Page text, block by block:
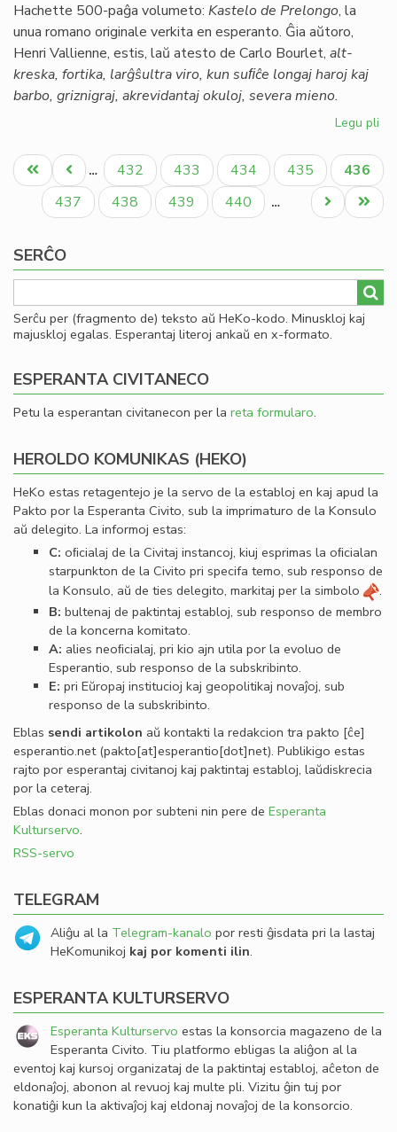
Hachette 500-paĝa volumeto: Kastelo de Prelongo, la
unua romano originale verkita en esperanto. Ĝia aŭtoro,
Henri Vallienne, estis, laŭ atesto de Carlo Bourlet, alt-
kreska, fortika, larĝŝultra viro, kun suﬁĉe longaj haroj kaj
barbo, griznigraj, akrevidantaj okuloj, severa mieno.
Legu pli
en
Pagination
Unua
paĝo
Antaŭa
paĝo
… Paĝo
432 Paĝo
433 Paĝo
434 Paĝo
435
Aktuala
paĝo
436
Paĝo
437 Paĝo
438 Paĝo
439 Paĝo
440 …
Last
page
Next
page
SERĈO
Serĉu per (fragmento de) teksto aŭ HeKo-kodo. Minuskloj kaj
majuskloj egalas. Esperantaj literoj ankaŭ en x-formato.
ESPERANTA CIVITANECO
Petu la esperantan civitanecon per la reta formularo.
HEROLDO KOMUNIKAS (HEKO)
HeKo estas retagentejo je la servo de la establoj en kaj apud la
Pakto por la Esperanta Civito, sub la imprimaturo de la Konsulo
aŭ delegito. La informoj estas:
C: oﬁcialaj de la Civitaj instancoj, kiuj esprimas la oﬁcialan
starpunkton de la Civito pri specifa temo, sub responso de
la Konsulo, aŭ de ties delegito, markitaj per la simbolo
.
B: bultenaj de paktintaj establoj, sub responso de membro
de la koncerna komitato.
A: alies neoﬁcialaj, pri kio ajn utila por la evoluo de
Esperantio, sub responso de la subskribinto.
E: pri Eŭropaj institucioj kaj geopolitikaj novaĵoj, sub
responso de la subskribinto.
Eblas sendi artikolon aŭ kontakti la redakcion tra pakto [ĉe]
esperantio.net(pakto[at]esperantio[dot]net). Publikigo estas
rajto por esperantaj civitanoj kaj paktintaj establoj, laŭdiskrecia
por la ceteraj.
Eblas donaci monon por subteni nin pere de Esperanta
Kulturservo.
RSS-servo
TELEGRAM
Aliĝu al la Telegram-kanalo por resti ĝisdata pri la lastaj
HeKomunikoj kaj por komenti ilin.
ESPERANTA KULTURSERVO
Esperanta Kulturservo estas la konsorcia magazeno de la
Esperanta Civito. Tiu platformo ebligas la aliĝon al la
eventoj kaj kursoj organizataj de la paktintaj establoj, aĉeton de
eldonaĵoj, abonon al revuoj kaj multe pli. Vizitu ĝin tuj por
konatiĝi kun la aktivaĵoj kaj eldonaj novaĵoj de la konsorcio.